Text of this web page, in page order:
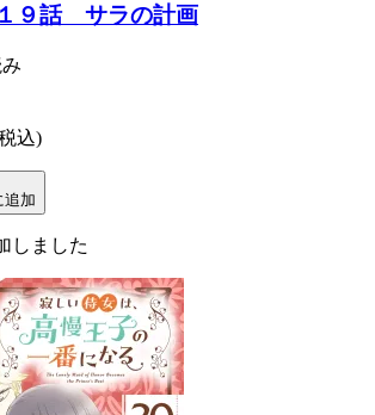
９話 サラの計画
込)
追加
しました